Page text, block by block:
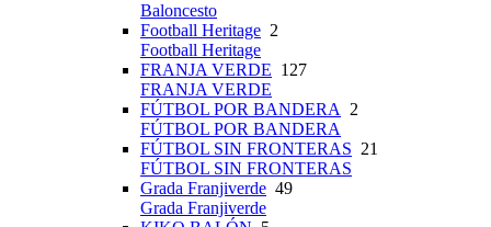
Baloncesto
Football Heritage 2
Football Heritage
FRANJA VERDE 127
FRANJA VERDE
FÚTBOL POR BANDERA 2
FÚTBOL POR BANDERA
FÚTBOL SIN FRONTERAS 21
FÚTBOL SIN FRONTERAS
Grada Franjiverde 49
Grada Franjiverde